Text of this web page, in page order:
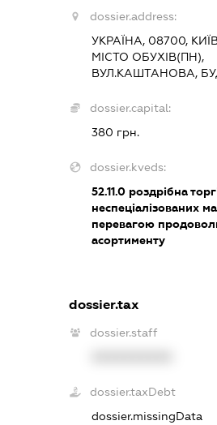
dossier.address:
УКРАЇНА, 08700,
МІСТО ОБУХІВ(ПН),
ВУЛ.КАШТАНОВА,
dossier.capital:
380 грн.
dossier.kveds:
52.11.0 роздрібна
неспеціалізованих
перевагою
асортименту
dossier.tax
dossier.staff
dossier.taxDebt
dossier.missingData